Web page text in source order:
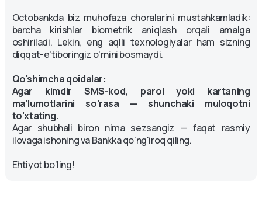
Octobankda biz muhofaza choralarini mustahkamladik:
barcha kirishlar biometrik aniqlash orqali amalga
oshiriladi. Lekin, eng aqlli texnologiyalar ham sizning
diqqat-e'tiboringiz o'rnini bosmaydi.
Qo'shimcha qoidalar:
Agar kimdir SMS-kod, parol yoki kartaning
ma'lumotlarini so'rasa — shunchaki muloqotni
to’xtating.
Agar shubhali biron nima sezsangiz — faqat rasmiy
ilovaga ishoning va Bankka qo'ng'iroq qiling.
Ehtiyot bo‘ling!